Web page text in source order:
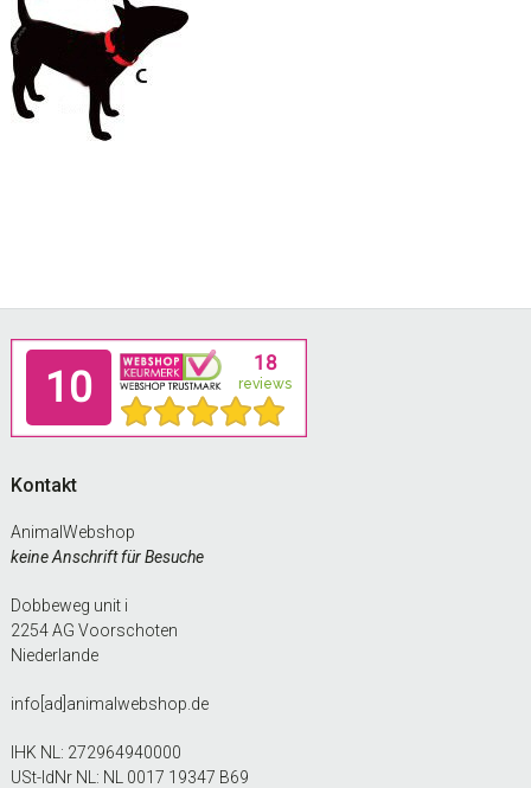
Footer
Kontakt
AnimalWebshop
keine Anschrift für Besuche
Dobbeweg unit i
2254 AG Voorschoten
Niederlande
info[ad]animalwebshop.de
IHK NL: 272964940000
USt-IdNr NL: NL 0017 19347 B69